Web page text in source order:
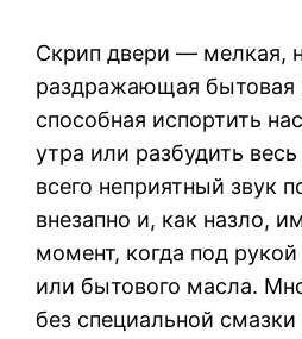
Скрип двери — мелкая,
раздражающая бытовая
способная испортить
утра или разбудить
всего неприятный звук
внезапно и, как назло,
момент, когда под
или бытового масла.
без специальной